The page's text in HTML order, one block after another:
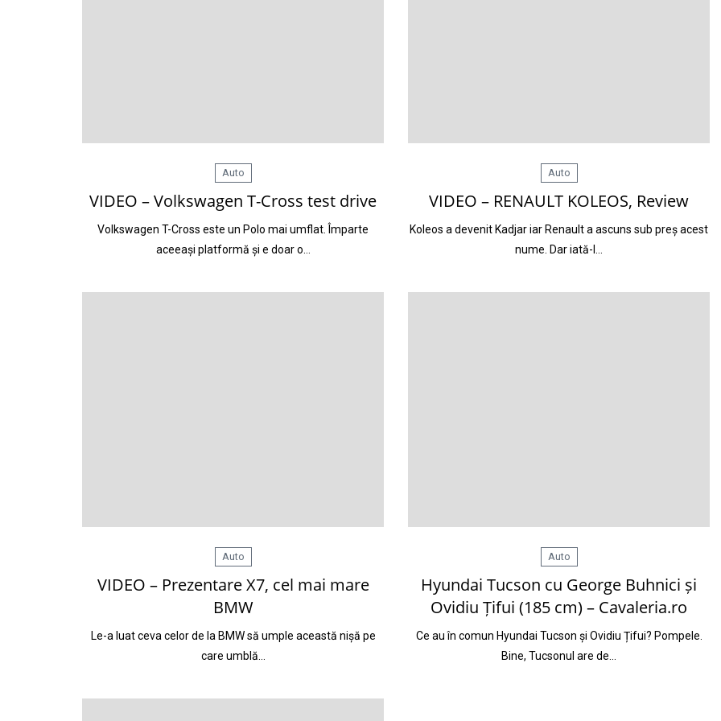
Auto
VIDEO – Volkswagen T-Cross test drive
Volkswagen T-Cross este un Polo mai umflat. Împarte
aceeași platformă și e doar o…
Auto
VIDEO – RENAULT KOLEOS, Review
Koleos a devenit Kadjar iar Renault a ascuns sub preș acest
nume. Dar iată-l…
Auto
VIDEO – Prezentare X7, cel mai mare
BMW
Le-a luat ceva celor de la BMW să umple această nișă pe
care umblă…
Auto
Hyundai Tucson cu George Buhnici și
Ovidiu Țifui (185 cm) – Cavaleria.ro
Ce au în comun Hyundai Tucson și Ovidiu Țifui? Pompele.
Bine, Tucsonul are de…